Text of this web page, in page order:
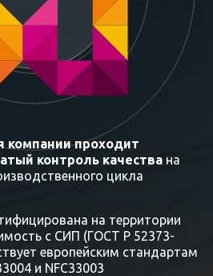
компании проходит
контроль качества на
цикла
на территории
с СИП (ГОСТ Р 52373-
европейским стандартам
и NFC33003